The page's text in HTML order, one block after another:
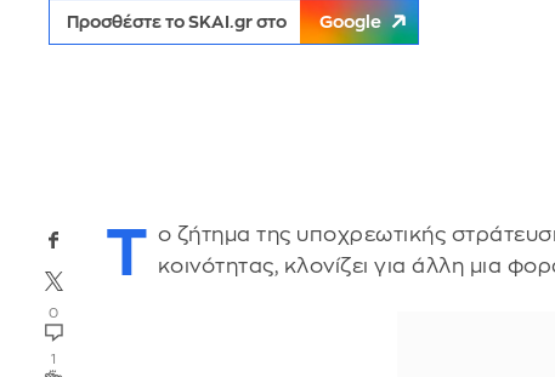
Προσθέστε το SKAI.gr στο Google
0
1
Τ ο ζήτημα της υποχρεωτικής
κοινότητας, κλονίζει για άλλη μια